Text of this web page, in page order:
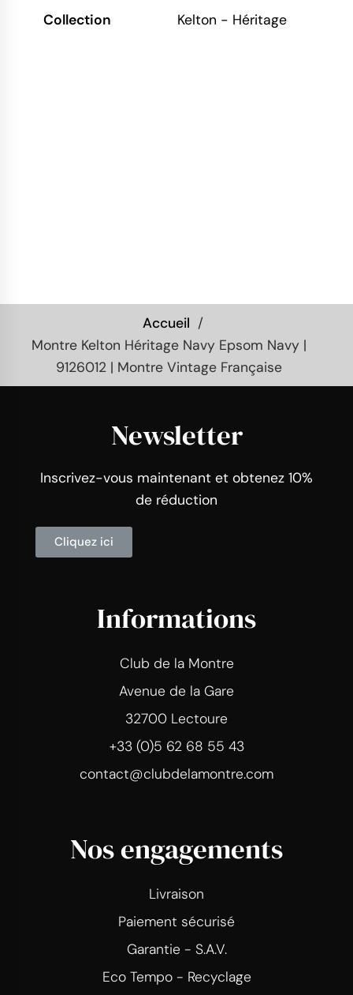
Collection
Kelton - Héritage
Accueil
Montre Kelton Héritage Navy Epsom Navy |
9126012 | Montre Vintage Française
Newsletter
Inscrivez-vous maintenant et obtenez 10%
de réduction
Cliquez ici
Informations
Club de la Montre
Avenue de la Gare
32700 Lectoure
+33 (0)5 62 68 55 43
contact@clubdelamontre.com
Nos engagements
Livraison
Paiement sécurisé
Garantie - S.A.V.
Eco Tempo - Recyclage